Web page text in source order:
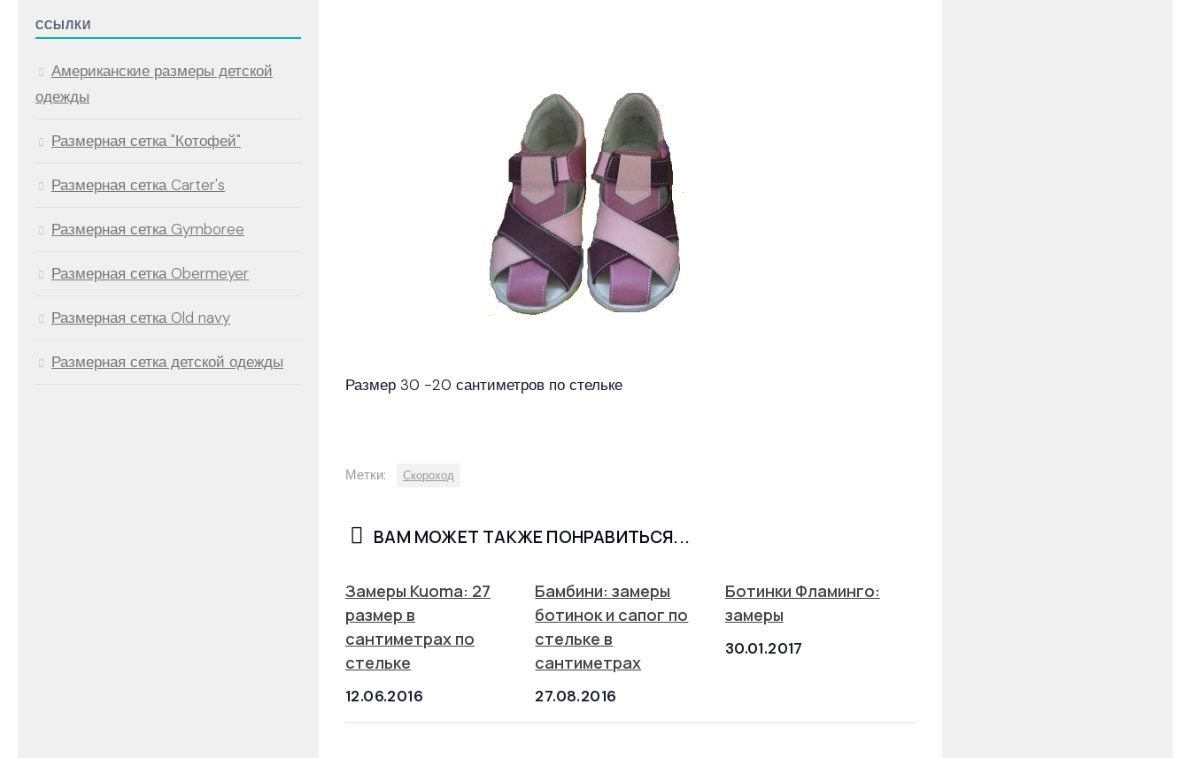
Размер 30 -20 сантиметров по стельке
Метки: Скороход
ВАМ МОЖЕТ ТАКЖЕ ПОНРАВИТЬСЯ...
Замеры Kuoma: 27
размер в
сантиметрах по
стельке
12.06.2016
Бамбини: замеры
ботинок и сапог по
стельке в
сантиметрах
27.08.2016
Ботинки Фламинго:
замеры
30.01.2017
ССЫЛКИ
Американские размеры детской
одежды
Размерная сетка "Котофей"
Размерная сетка Carter's
Размерная сетка Gymboree
Размерная сетка Obermeyer
Размерная сетка Old navy
Размерная сетка детской одежды